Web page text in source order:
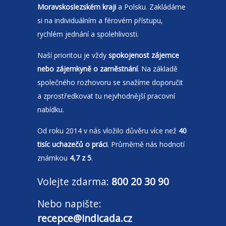
Moravskoslezském kraji a Polsku. Zakládáme
si na individuálním a férovém přístupu,
rychlém jednání a spolehlivosti.
Naší prioritou je vždy spokojenost zájemce
nebo zájemkyně o zaměstnání. Na základě
společného rozhovoru se snažíme doporučit
a zprostředkovat tu nejvhodnější pracovní
nabídku.
Od roku 2014 v nás vložilo důvěru více než 40
tisíc uchazečů o práci. Průměrně nás hodnotí
známkou 4,7 z 5.
Volejte zdarma: 800 20 30 90
Nebo napište:
recepce@indicada.cz